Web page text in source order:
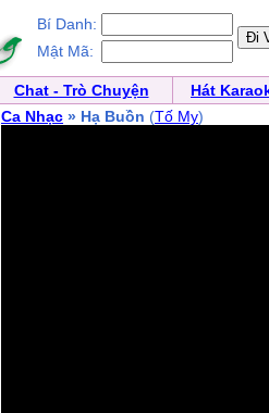
Bí Danh:
Mật Mã:
Chat - Trò Chuyện
Hát
Ca Nhạc » Hạ Buồn (Tố My)